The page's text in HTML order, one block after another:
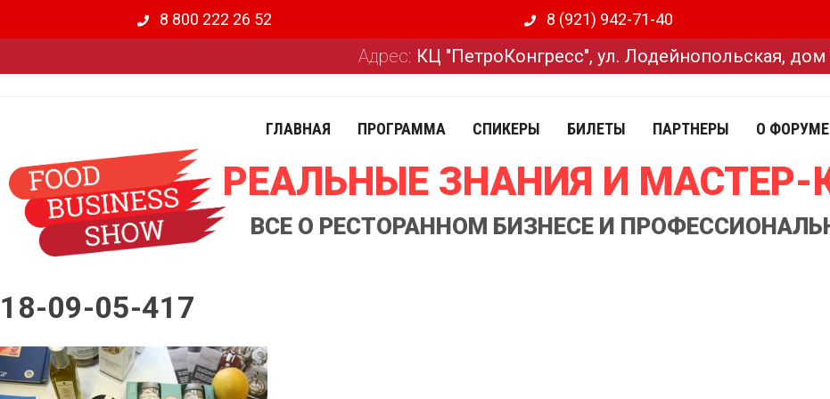
8 800 222 26 52 8 (921) 942-71-40
Адрес: КЦ "ПетроКонгресс", ул. Лодейнопольская, дом
ГЛАВНАЯ ПРОГРАММА СПИКЕРЫ БИЛЕТЫ ПАРТНЕРЫ О ФОРУМЕ
РЕАЛЬНЫЕ ЗНАНИЯ И
ВСЕ О РЕСТОРАННОМ БИЗНЕСЕ И
18-09-05-417